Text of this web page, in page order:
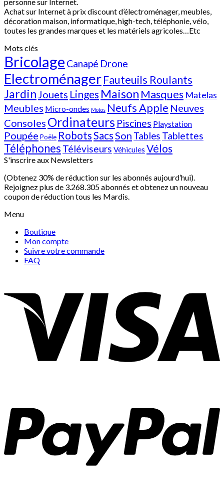
Achat sur Internet à prix discount d’électroménager, meubles,
décoration maison, informatique, high-tech, téléphonie, vélo,
toutes les grandes marques et les matériels agricoles…Etc
Mots clés
Bricolage Canapé Drone
ElectroménagerFauteuils Roulants
JardinJouets Linges Maison Masques Matelas
Meubles Micro-ondes Motos Neufs Apple Neuves
Consoles Ordinateurs Piscines Playstation
Poupée Poêle RobotsSacsSon Tables Tablettes
Téléphones Téléviseurs Véhicules Vélos
S'inscrire aux Newsletters
(Obtenez 30% de réduction sur les abonnés aujourd’hui).
Rejoignez plus de 3.268.305 abonnés et obtenez un nouveau
coupon de réduction tous les Mardis.
Menu
Boutique
Mon compte
Suivre votre commande
FAQ